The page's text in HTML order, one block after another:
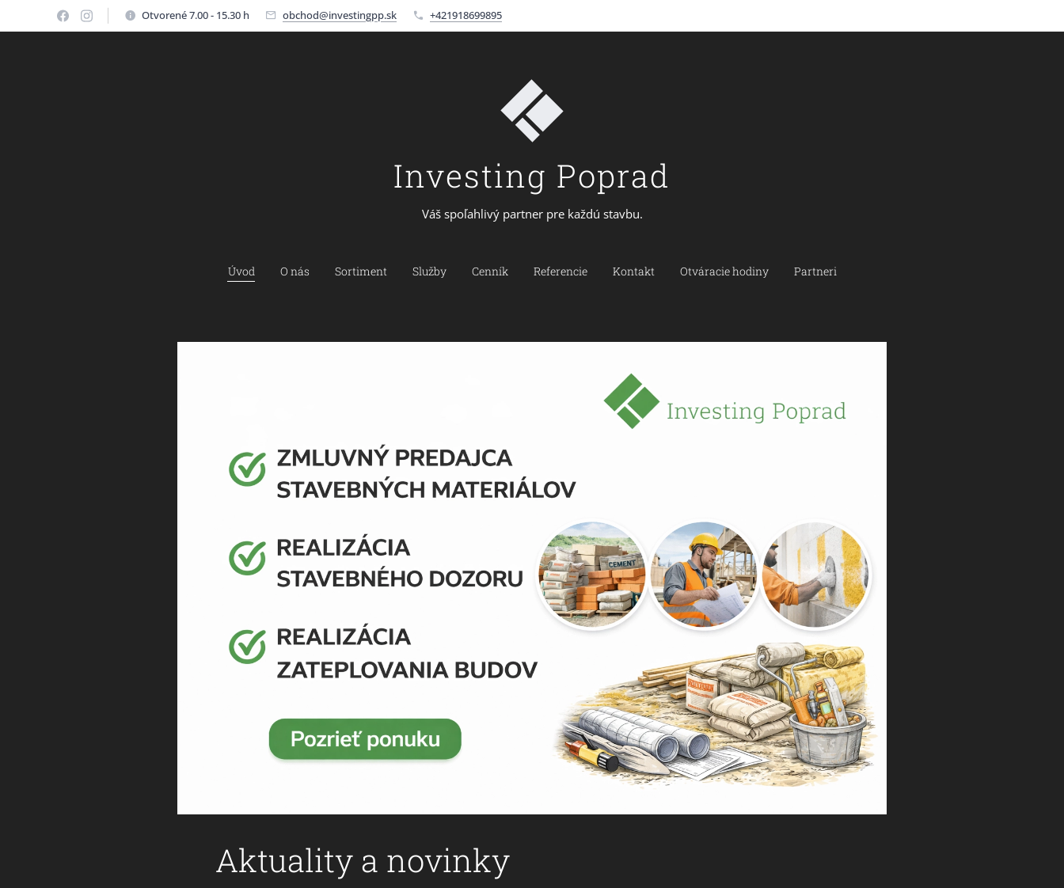
Otvorené 7.00 - 15.30 h obchod@investingpp.sk +421918699895
Investing Poprad
Váš spoľahlivý partner pre každú stavbu.
Úvod O nás Sortiment Služby Cenník Referencie Kontakt Otváracie hodiny Partneri
Aktuality a novinky